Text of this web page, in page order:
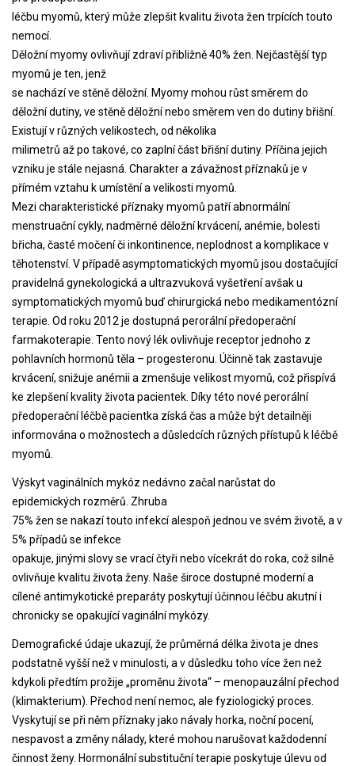
léčbu myomů, který může zlepšit kvalitu života žen trpících touto
nemocí.
Děložní myomy ovlivňují zdraví přibližně 40% žen. Nejčastější typ
myomů je ten, jenž
se nachází ve stěně děložní. Myomy mohou růst směrem do
děložní dutiny, ve stěně děložní nebo směrem ven do dutiny břišní.
Existují v různých velikostech, od několika
milimetrů až po takové, co zaplní část břišní dutiny. Příčina jejich
vzniku je stále nejasná. Charakter a závažnost příznaků je v
přímém vztahu k umístění a velikosti myomů.
Mezi charakteristické příznaky myomů patří abnormální
menstruační cykly, nadměrné děložní krvácení, anémie, bolesti
břicha, časté močení či inkontinence, neplodnost a komplikace v
těhotenství. V případě asymptomatických myomů jsou dostačující
pravidelná gynekologická a ultrazvuková vyšetření avšak u
symptomatických myomů buď chirurgická nebo medikamentózní
terapie. Od roku 2012 je dostupná perorální předoperační
farmakoterapie. Tento nový lék ovlivňuje receptor jednoho z
pohlavních hormonů těla – progesteronu. Účinně tak zastavuje
krvácení, snižuje anémii a zmenšuje velikost myomů, což přispívá
ke zlepšení kvality života pacientek. Díky této nové perorální
předoperační léčbě pacientka získá čas a může být detailněji
informována o možnostech a důsledcích různých přístupů k léčbě
myomů.
Výskyt vaginálních mykóz nedávno začal narůstat do
epidemických rozměrů. Zhruba
75% žen se nakazí touto infekcí alespoň jednou ve svém životě, a v
5% případů se infekce
opakuje, jinými slovy se vrací čtyři nebo vícekrát do roka, což silně
ovlivňuje kvalitu života ženy. Naše široce dostupné moderní a
cílené antimykotické preparáty poskytují účinnou léčbu akutní i
chronicky se opakující vaginální mykózy.
Demografické údaje ukazují, že průměrná délka života je dnes
podstatně vyšší než v minulosti, a v důsledku toho více žen než
kdykoli předtím prožije „proměnu života“ – menopauzální přechod
(klimakterium). Přechod není nemoc, ale fyziologický proces.
Vyskytují se při něm příznaky jako návaly horka, noční pocení,
nespavost a změny nálady, které mohou narušovat každodenní
činnost ženy. Hormonální substituční terapie poskytuje úlevu od